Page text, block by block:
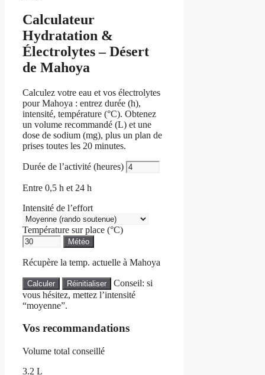
Calculateur
Hydratation &
Électrolytes – Désert
de Mahoya
Calculez votre eau et vos électrolytes
pour Mahoya : entrez durée (h),
intensité, température (°C). Obtenez
un volume recommandé (L) et une
dose de sodium (mg), plus un plan de
prises toutes les 20 minutes.
Durée de l’activité (heures)
Entre 0,5 h et 24 h
Intensité de l’effort
Température sur place (°C)
Météo
Récupère la temp. actuelle à Mahoya
Calculer Réinitialiser
Conseil: si
vous hésitez, mettez l’intensité
“moyenne”.
Vos recommandations
Volume total conseillé
3.2 L